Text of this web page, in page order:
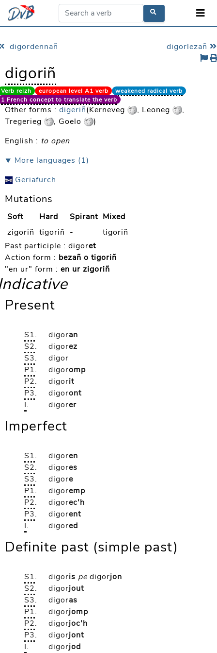
digordennañ digorlezañ
digoriñ
Verb reizh european level A1 verb
weakened radical verb
1 French concept to translate the verb
Other forms : digeriñ(Kerneveg , Leoneg
,
Tregerieg
, Goelo
)
English : to open
⯆ More languages (1)
Geriafurch
Mutations
Soft Hard Spirant Mixed
zigoriñ tigoriñ -
tigoriñ
Past participle : digoret
Action form : bezañ o tigoriñ
"en ur" form : en ur zigoriñ
Present
S1. digoran
S2. digorez
S3.
digor
P1. digoromp
P2. digorit
P3. digoront
I. digorer
Imperfect
S1. digoren
S2. digores
S3. digore
P1. digoremp
P2. digorec'h
P3. digorent
I. digored
Definite past (simple past)
S1. digoris pe digorjon
S2. digorjout
S3. digoras
P1. digorjomp
P2. digorjoc'h
P3. digorjont
I. digorjod